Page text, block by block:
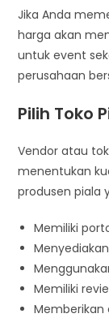
Jika Anda
harga akan
untuk event
perusahaan
Pilih Toko
Vendor atau
menentukan
produsen piala
Memiliki
Memiliki
Memberikan